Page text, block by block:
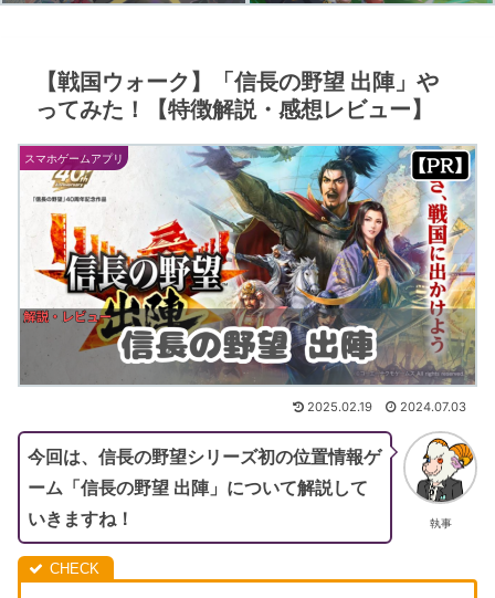
【戦国ウォーク】「信長の野望 出陣」や
ってみた！【特徴解説・感想レビュー】
スマホゲームアプリ
2025.02.19 2024.07.03
執事
今回は、信長の野望シリーズ初の位置情報ゲ
ーム「信長の野望 出陣」について解説して
いきますね！